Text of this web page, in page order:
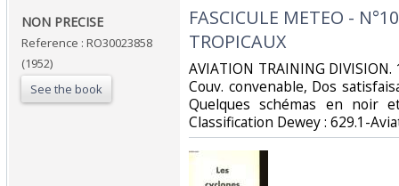
‎NON PRECISE‎
Reference : RO30023858
(1952)
See the book
‎FASCICULE METEO -
TROPICAUX‎
‎AVIATION TRAINING
Couv. convenable, Dos
Quelques schémas en noir
Classification Dewey : 629.1-